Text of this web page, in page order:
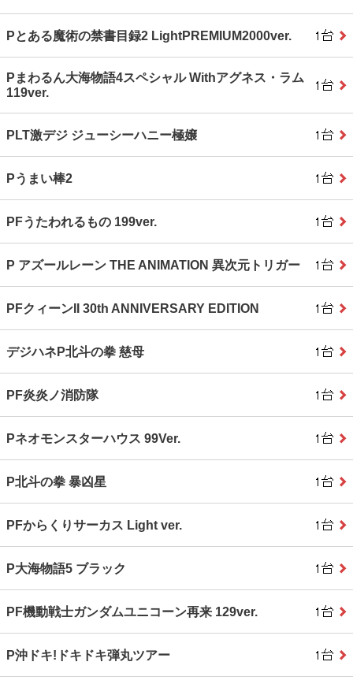
Pとある魔術の禁書目録2 LightPREMIUM2000ver.
Pまわるん大海物語4スペシャル Withアグネス・ラム
119ver.
PLT激デジ ジューシーハニー極嬢
Pうまい棒2
PFうたわれるもの 199ver.
P アズールレーン THE ANIMATION 異次元トリガー
PFクィーンII 30th ANNIVERSARY EDITION
デジハネP北斗の拳 慈母
PF炎炎ノ消防隊
Pネオモンスターハウス 99Ver.
P北斗の拳 暴凶星
PFからくりサーカス Light ver.
P大海物語5 ブラック
PF機動戦士ガンダムユニコーン再来 129ver.
P沖ドキ!ドキドキ弾丸ツアー